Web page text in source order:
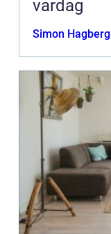
vardag
Simon Hagberg